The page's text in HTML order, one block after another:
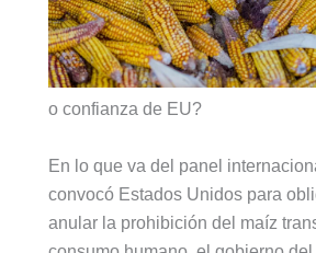
o confianza de EU?
En lo que va del panel
convocó Estados Unidos para
anular la prohibición del maíz